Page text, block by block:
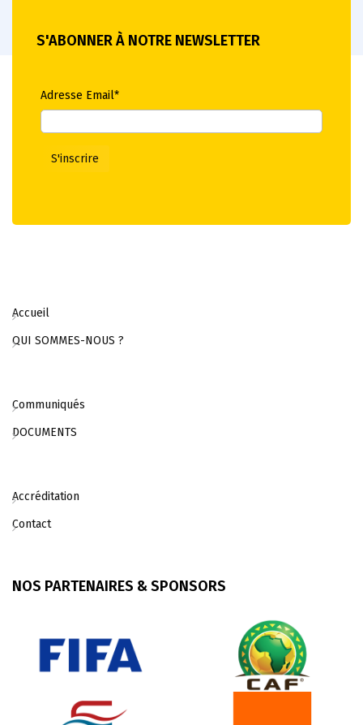
S'ABONNER À NOTRE NEWSLETTER
Adresse Email*
Accueil
QUI SOMMES-NOUS ?
Communiqués
DOCUMENTS
Accréditation
Contact
NOS PARTENAIRES & SPONSORS